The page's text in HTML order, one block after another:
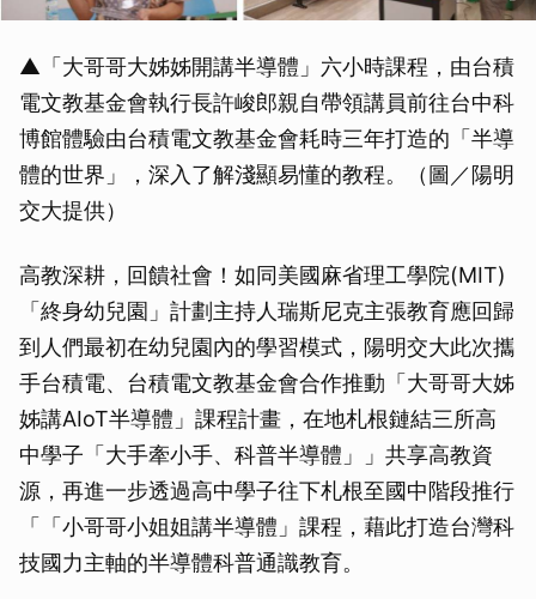
▲「大哥哥大姊姊開講半導體」六小時課程，由台積
電文教基金會執行長許峻郎親自帶領講員前往台中科
博館體驗由台積電文教基金會耗時三年打造的「半導
體的世界」，深入了解淺顯易懂的教程。（圖／陽明
交大提供）
高教深耕，回饋社會！如同美國麻省理工學院(MIT)
「終身幼兒園」計劃主持人瑞斯尼克主張教育應回歸
到人們最初在幼兒園內的學習模式，陽明交大此次攜
手台積電、台積電文教基金會合作推動「大哥哥大姊
姊講AIoT半導體」課程計畫，在地札根鏈結三所高
中學子「大手牽小手、科普半導體」」共享高教資
源，再進一步透過高中學子往下札根至國中階段推行
「「小哥哥小姐姐講半導體」課程，藉此打造台灣科
技國力主軸的半導體科普通識教育。